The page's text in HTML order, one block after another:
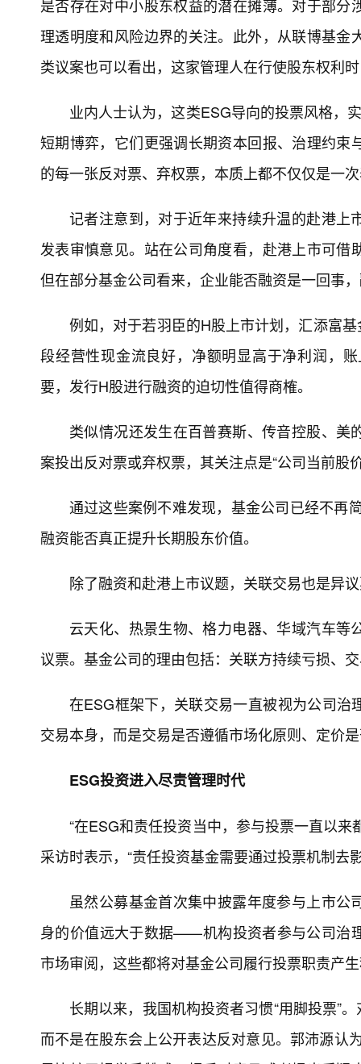
是否存在对中小股东权益的潜在摊薄。对于部
理透明度和风险边界的关注。此外，从联博基
类议案也可以看出，这家管理人在行使股东权利
业内人士认为，这类ESG导向的投票风格，
短期博弈，它们更强调长期资本回报、治理约
的每一张反对票、弃权票，本质上都不仅仅是一
记者注意到，对于近年来持续升温的赴港
发表审慎意见。站在公司角度看，赴港上市可
但在部分基金公司看来，企业能否融资是一回事
例如，对于若羽臣的H股上市计划，汇添富
段经营性现金流良好，净额明显高于净利润，
要，发行H股进行融资的迫切性值得商榷。
类似情况还发生在百普赛斯、传音控股、
案投出反对票或弃权票，其关注点是“公司当前
通过这些案例不难发现，基金公司已经不再
融资能否真正提升长期股东价值。
除了融资和赴港上市议题，关联交易也是异
云天化、热景生物、格力电器、华域汽车
议票。基金公司的理由包括：关联方持续亏损、
在ESG框架下，关联交易一直被视为公司
交易本身，而是交易是否遵循市场化原则、定价
ESG投资进入尽责管理时代
“在ESG和责任投资当中，参与投票一直以
采访时表示，“责任投资基金需要通过投票机制去
虽然公募基金首次集中披露年度参与上市
身的价值远大于数据——机构投资者参与公司治
市场审阅，这些都将对基金公司履行投票职责产
长期以来，我国机构投资者习惯“用脚投票”
而不是在股东会上公开表达反对意见。郭沛源认